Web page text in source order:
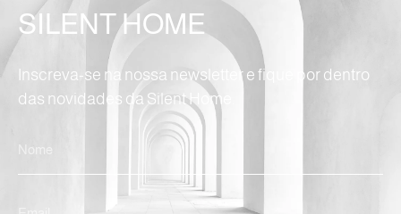
SILENT HOME
Inscreva-se na nossa newsletter e fique por dentro
das novidades da Silent Home.